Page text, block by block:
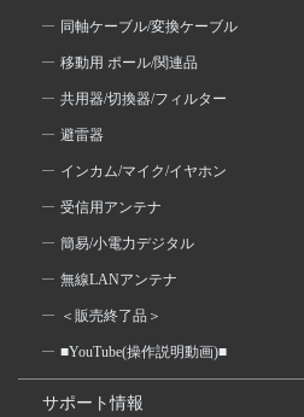
同軸ケーブル/変換ケーブル
移動用 ポール/関連品
共用器/切換器/フィルター
避雷器
インカム/マイク/イヤホン
受信用アンテナ
簡易/小電力デジタル
無線LANアンテナ
＜販売終了品＞
■YouTube(操作説明動画)■
サポート情報